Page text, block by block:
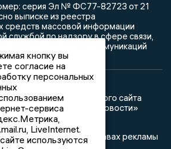
серия Эл № ФС77-82723 от 21
выписке из реестра
средств массовой информации
службой по надзору в сфере связи,
и массовых коммуникаций
материала с данного сайта
издание «Тульские новости»
фоне размещены на правах рекламы
кнопку вы
согласие на
персональных
сервиса
LiveInternet.
используются